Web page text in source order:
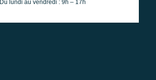
Du lundi au vendredi : 9h – 17h